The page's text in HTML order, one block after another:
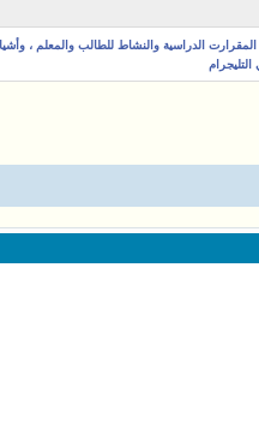
الدراسية والنشاط للطالب والمعلم ،